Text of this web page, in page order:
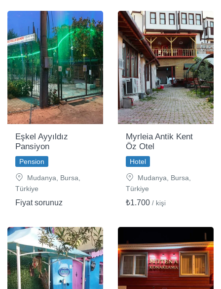
Eşkel Ayyıldız
Pansiyon
Pension
Mudanya, Bursa,
Türkiye
Fiyat sorunuz
Myrleia Antik Kent
Öz Otel
Hotel
Mudanya, Bursa,
Türkiye
₺1.700 / kişi